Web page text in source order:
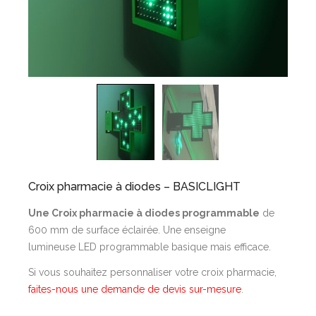
Croix pharmacie à diodes – BASICLIGHT
Une Croix pharmacie à diodes programmable de
600 mm de surface éclairée. Une enseigne
lumineuse LED programmable basique mais efficace.
Si vous souhaitez personnaliser votre croix pharmacie,
faites-nous une demande de devis sur-mesure